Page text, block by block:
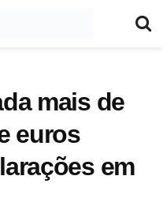
mais de
euros
em